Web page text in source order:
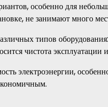
особенно для
не занимают много
типов
чистота эксплуатации
электроэнергии,